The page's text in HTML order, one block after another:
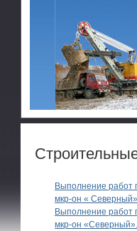
Выполнение работ
мкр-он «
Выполнение работ
мкр-он